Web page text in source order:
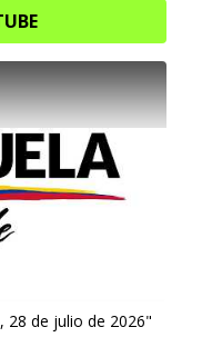
28 de julio de 2026"